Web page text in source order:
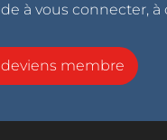
à vous connecter, à
deviens membre